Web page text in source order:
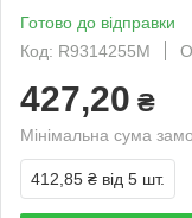
Готово до відправки
Код: R9314255M
427,20 ₴
Мінімальна сума
412,85 ₴ від 5 шт.